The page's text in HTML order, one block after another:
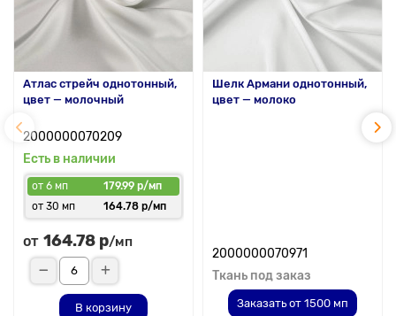
Атлас стрейч однотонный,
цвет — молочный
2000000070209
Есть в наличии
от 6 мп
179.99 р/мп
от 30 мп
164.78 р/мп
от 164.78 р/мп
В корзину
Шелк Армани однотонный,
цвет — молоко
2000000070971
Ткань под заказ
Заказать от 1500 мп